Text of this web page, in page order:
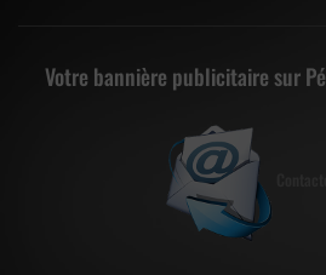
Votre bannière publicitaire sur